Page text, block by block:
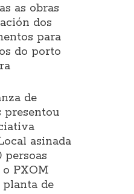
as obras
dos
para
do porto
de
presentou
asinada
persoas
PXOM
de